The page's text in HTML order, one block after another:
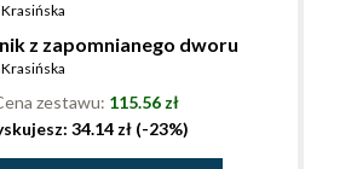
z zapomnianego dworu
zestawu: 115.56 zł
34.14 zł (-23%)